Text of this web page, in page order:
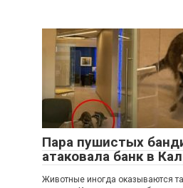
Пара пушистых
атаковала банк в
Животные иногда оказываются